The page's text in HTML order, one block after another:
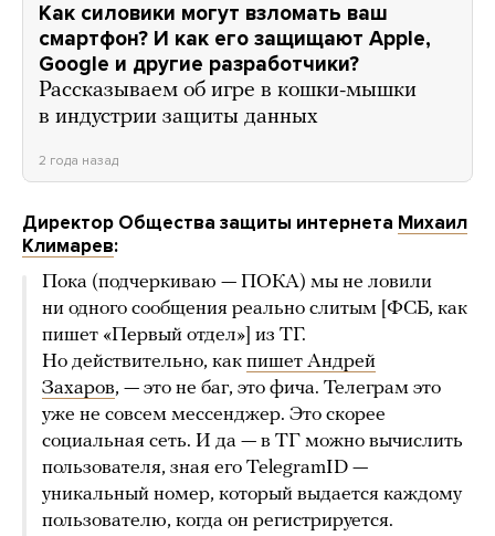
Как силовики могут взломать ваш
смартфон? И как его защищают Apple,
Google и другие разработчики?
Рассказываем об игре в кошки-мышки
в индустрии защиты данных
2 года назад
Директор Общества защиты интернета Михаил
Климарев:
Пока (подчеркиваю — ПОКА) мы не ловили
ни одного сообщения реально слитым [ФСБ, как
пишет «Первый отдел»] из ТГ.
Но действительно, как пишет Андрей
Захаров, — это не баг, это фича. Телеграм это
уже не совсем мессенджер. Это скорее
социальная сеть. И да — в ТГ можно вычислить
пользователя, зная его TelegramID —
уникальный номер, который выдается каждому
пользователю, когда он регистрируется.